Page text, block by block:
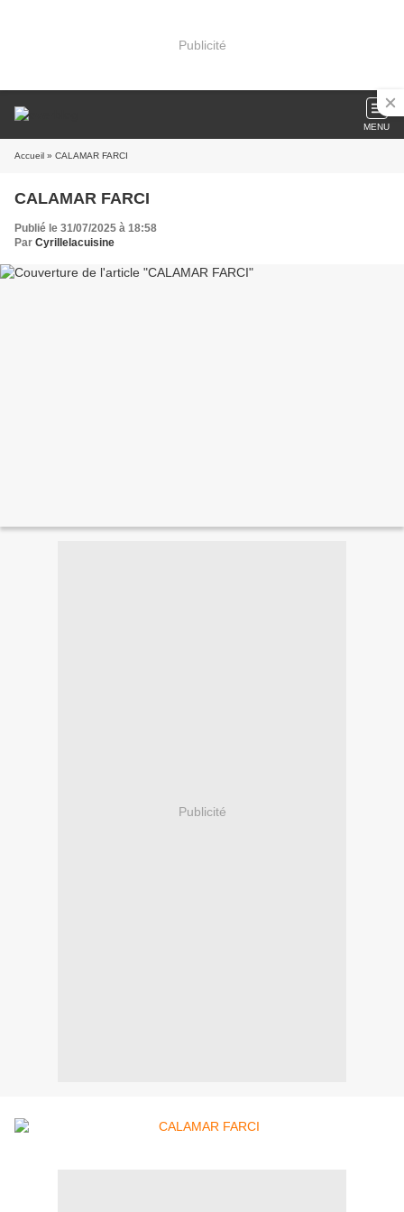
Publicité
MENU
Accueil » CALAMAR FARCI
CALAMAR FARCI
Publié le 31/07/2025 à 18:58
Par Cyrillelacuisine
Publicité